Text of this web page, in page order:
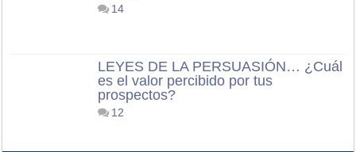
14
LEYES DE LA PERSUASIÓN… ¿Cuál
es el valor percibido por tus
prospectos?
12